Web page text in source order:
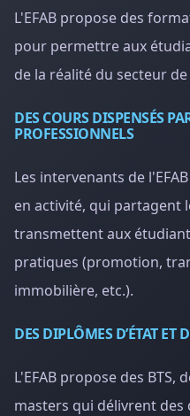
L'EFAB propose des
pour permettre aux
de la réalité du secteur de
DES COURS DISPENSÉS
PROFESSIONNELS
Les intervenants de
en activité, qui partagent
transmettent aux
pratiques (promotion,
immobilière, etc.).
DES DIPLÔMES D’ÉTAT ET
L'EFAB propose des BTS,
masters qui délivrent des